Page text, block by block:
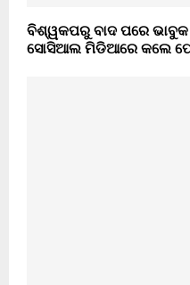
ବିଶ୍ୱକପରୁ ବାଦ ପରେ ଭାବୁକ
ସୋସିଆଲ ମିଡିଆରେ କଲେ